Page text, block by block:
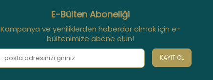
E-Bülten Aboneliği
Kampanya ve yeniliklerden haberdar olmak için e-
bültenimize abone olun!
KAYIT OL